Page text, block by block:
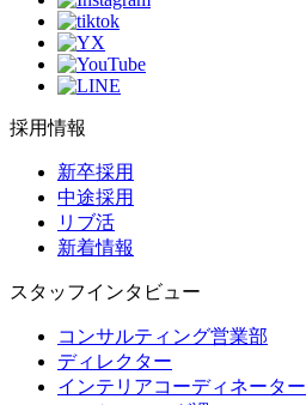
採用情報
新卒採用
中途採用
リブ活
新着情報
スタッフインタビュー
コンサルティング営業部
ディレクター
インテリアコーディネーター